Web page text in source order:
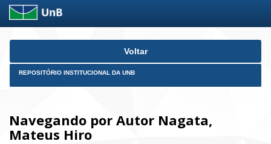
Skip
Voltar
REPOSITÓRIO INSTITUCIONAL DA UNB
Navegando por Autor Nagata,
Mateus Hiro